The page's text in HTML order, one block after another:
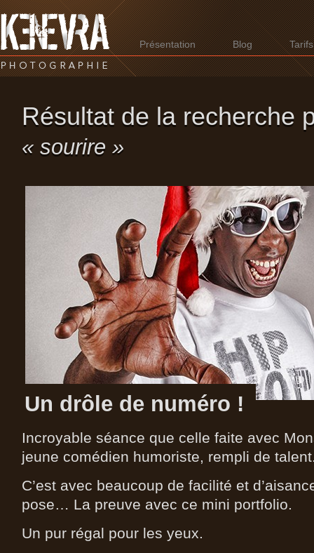
Présentation Blog Tarifs
Résultat de la recherche
« sourire »
Un drôle de numéro !
Incroyable séance que celle faite avec
jeune comédien humoriste, rempli de
C’est avec beaucoup de facilité et
pose… La preuve avec ce mini portfolio.
Un pur régal pour les yeux.